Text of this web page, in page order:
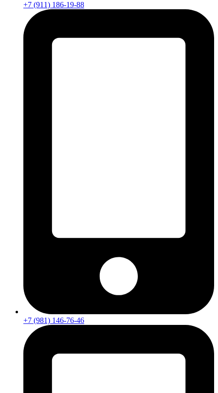
+7 (911) 186-19-88
+7 (981) 146-76-46